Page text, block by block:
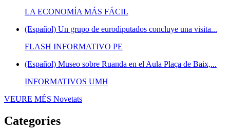
LA ECONOMÍA MÁS FÁCIL
(Español) Un grupo de eurodiputados concluye una visita...
FLASH INFORMATIVO PE
(Español) Museo sobre Ruanda en el Aula Plaça de Baix,...
INFORMATIVOS UMH
VEURE MÉS Novetats
Categories